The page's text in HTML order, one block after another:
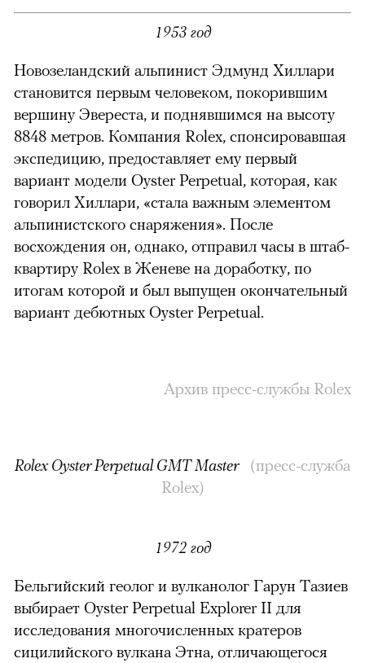
1953 год
Новозеландский альпинист Эдмунд Хиллари
становится первым человеком, покорившим
вершину Эвереста, и поднявшимся на высоту
8848 метров. Компания Rolex, спонсировавшая
экспедицию, предоставляет ему первый
вариант модели Oyster Perpetual, которая, как
говорил Хиллари, «стала важным элементом
альпинистского снаряжения». После
восхождения он, однако, отправил часы в штаб-
квартиру Rolex в Женеве на доработку, по
итогам которой и был выпущен окончательный
вариант дебютных Oyster Perpetual.
Архив пресс-службы Rolex
Rolex Oyster Perpetual GMT Master (пресс-служба
Rolex)
1972 год
Бельгийский геолог и вулканолог Гарун Тазиев
выбирает Oyster Perpetual Explorer II для
исследования многочисленных кратеров
сицилийского вулкана Этна, отличающегося